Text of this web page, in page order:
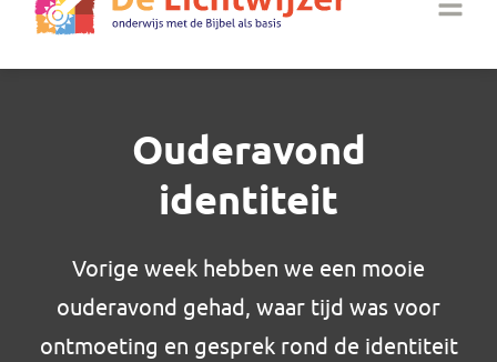
Ouderavond
identiteit
Vorige week hebben we een mooie
ouderavond gehad, waar tijd was voor
ontmoeting en gesprek rond de identiteit